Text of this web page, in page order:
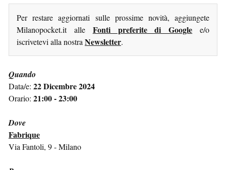
Per restare aggiornati sulle prossime novità, aggiungete
Milanopocket.it alle Fonti preferite di Google e/o
iscrivetevi alla nostra Newsletter.
Quando
Data/e: 22 Dicembre 2024
Orario: 21:00 - 23:00
Dove
Fabrique
Via Fantoli, 9 - Milano